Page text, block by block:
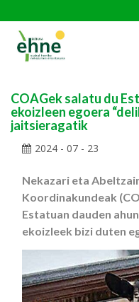
COAGek salatu du
ekoizleen egoera
jaitsieragatik
2024 - 07 - 23
Nekazari eta
Koordinakundeak
Estatuan dauden
ekoizleek bizi duten